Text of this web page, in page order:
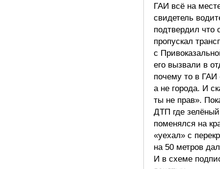
ГАИ всё на
свидетель
подтвердил что
пропускал
с
его вызвали в
почему то в ГАИ
а не города. И
ты не прав».
ДТП где зелёный
поменялся на
«уехал» с
на 50 метров
И в схеме